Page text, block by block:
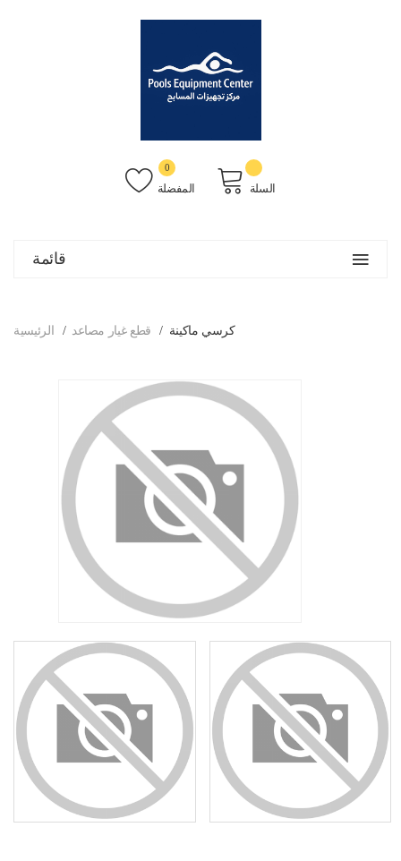
المفضلة
0
السلة
قائمة
الرئيسية قطع غيار مصاعد كرسي ماكينة